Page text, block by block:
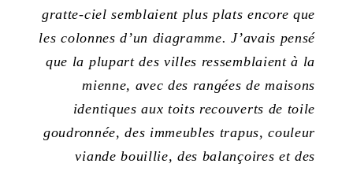
gratte-ciel semblaient plus plats encore que
les colonnes d’un diagramme. J’avais pensé
que la plupart des villes ressemblaient à la
mienne, avec des rangées de maisons
identiques aux toits recouverts de toile
goudronnée, des immeubles trapus, couleur
viande bouillie, des balançoires et des